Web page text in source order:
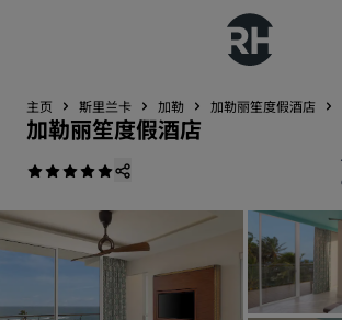
主页 斯里兰卡 加勒 加勒丽笙度假酒店
加勒丽笙度假酒店